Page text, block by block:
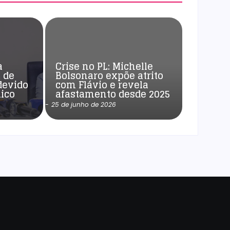
Crise no PL: Michelle
Bolsonaro expõe atrito
com Flávio e revela
afastamento desde 2025
- 25 de junho de 2026